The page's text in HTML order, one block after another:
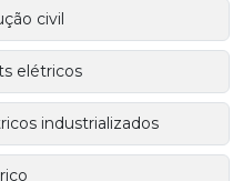
civil
elétricos
industrializados